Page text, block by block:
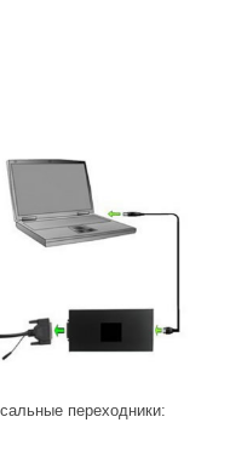
переходники: